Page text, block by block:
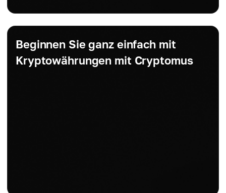
Beginnen Sie ganz einfach mit
Kryptowährungen mit Cryptomus